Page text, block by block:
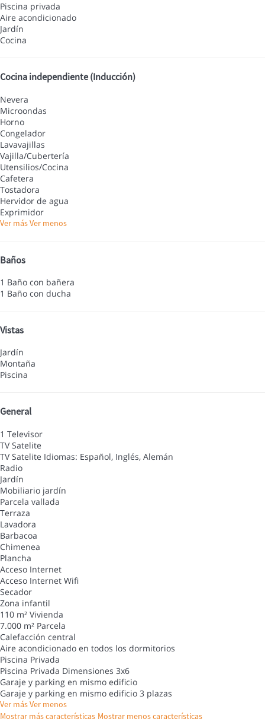
Piscina privada
Aire acondicionado
Jardín
Cocina
Cocina independiente (Inducción)
Nevera
Microondas
Horno
Congelador
Lavavajillas
Vajilla/Cubertería
Utensilios/Cocina
Cafetera
Tostadora
Hervidor de agua
Exprimidor
Ver másVer menos
Baños
1 Baño con bañera
1 Baño con ducha
Vistas
Jardín
Montaña
Piscina
General
1 Televisor
TV Satelite
TV Satelite Idiomas: Español, Inglés, Alemán
Radio
Jardín
Mobiliario jardín
Parcela vallada
Terraza
Lavadora
Barbacoa
Chimenea
Plancha
Acceso Internet
Acceso Internet Wifi
Secador
Zona infantil
110 m² Vivienda
7.000 m² Parcela
Calefacción central
Aire acondicionado en todos los dormitorios
Piscina Privada
Piscina Privada Dimensiones 3x6
Garaje y parking en mismo edificio
Garaje y parking en mismo edificio 3 plazas
Ver másVer menos
Mostrar más características Mostrar menos características